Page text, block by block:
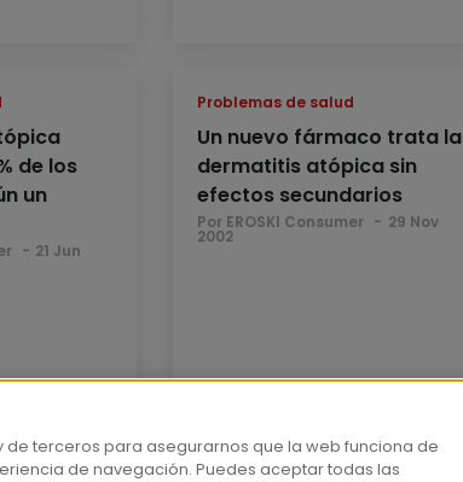
de los
un
21 Jun
Problemas de salud
Un nuevo fármaco trata la
dermatitis atópica sin
efectos secundarios
Por EROSKI Consumer 29 Nov
2002
de terceros para asegurarnos que la web funciona de
de navegación. Puedes aceptar todas las